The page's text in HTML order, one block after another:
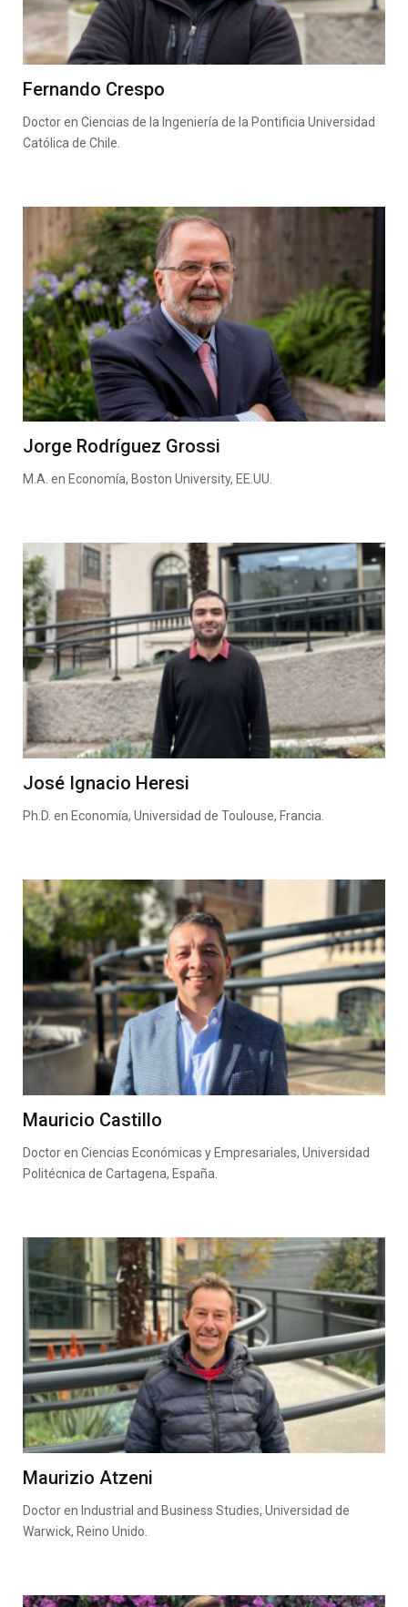
Fernando Crespo
Doctor en Ciencias de la Ingeniería de la Pontificia Universidad
Católica de Chile.
Jorge Rodríguez Grossi
M.A. en Economía, Boston University, EE.UU.
José Ignacio Heresi
Ph.D. en Economía, Universidad de Toulouse, Francia.
Mauricio Castillo
Doctor en Ciencias Económicas y Empresariales, Universidad
Politécnica de Cartagena, España.
Maurizio Atzeni
Doctor en Industrial and Business Studies, Universidad de
Warwick, Reino Unido.